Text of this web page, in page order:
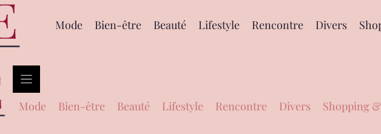
Mode Bien-être Beauté Lifestyle Rencontre Divers
Mode Bien-être Beauté Lifestyle Rencontre Divers Shopping